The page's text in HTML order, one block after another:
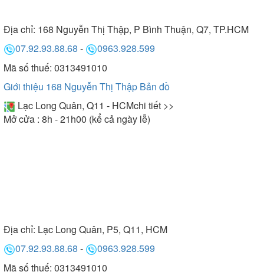
Địa chỉ: 168 Nguyễn Thị Thập, P Bình Thuận, Q7, TP.HCM
07.92.93.88.68 -
0963.928.599
Mã số thuế: 0313491010
Giới thiệu 168 Nguyễn Thị Thập Bản đồ
Lạc Long Quân, Q11 - HCMchi tiết >>
Mở cửa : 8h - 21h00 (kể cả ngày lễ)
Địa chỉ: Lạc Long Quân, P5, Q11, HCM
07.92.93.88.68 -
0963.928.599
Mã số thuế: 0313491010